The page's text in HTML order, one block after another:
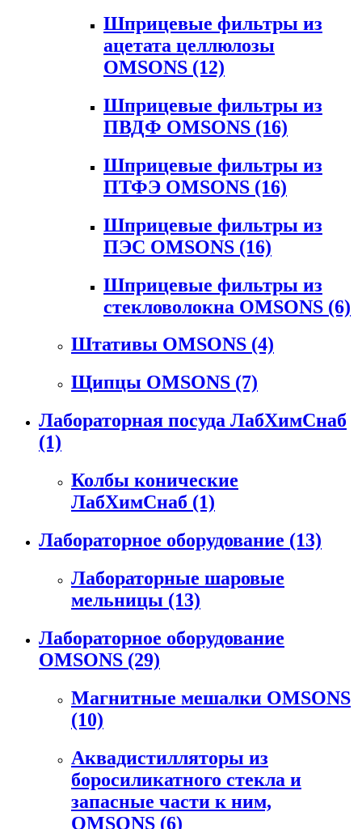
Шприцевые фильтры из
ацетата целлюлозы
OMSONS (12)
Шприцевые фильтры из
ПВДФ OMSONS (16)
Шприцевые фильтры из
ПТФЭ OMSONS (16)
Шприцевые фильтры из
ПЭС OMSONS (16)
Шприцевые фильтры из
стекловолокна OMSONS (6)
Штативы OMSONS (4)
Щипцы OMSONS (7)
Лабораторная посуда ЛабХимСнаб
(1)
Колбы конические
ЛабХимСнаб (1)
Лабораторное оборудование (13)
Лабораторные шаровые
мельницы (13)
Лабораторное оборудование
OMSONS (29)
Магнитные мешалки OMSONS
(10)
Аквадистилляторы из
боросиликатного стекла и
запасные части к ним,
OMSONS (6)